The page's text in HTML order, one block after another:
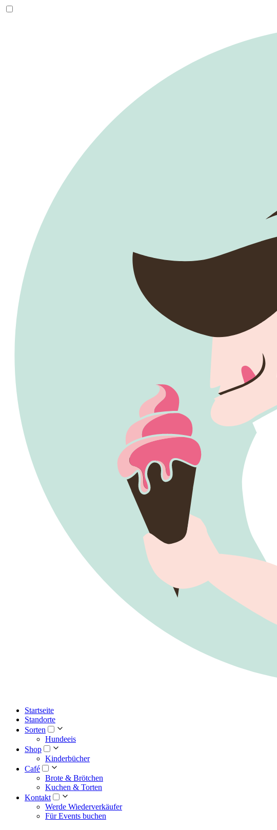
Startseite
Standorte
Sorten
Hundeeis
Shop
Kinderbücher
Café
Brote & Brötchen
Kuchen & Torten
Kontakt
Werde Wiederverkäufer
Für Events buchen